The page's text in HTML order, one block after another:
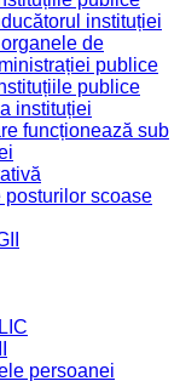
instituției
de
publice
publice
instituției
funcționează sub
posturilor scoase
persoanei